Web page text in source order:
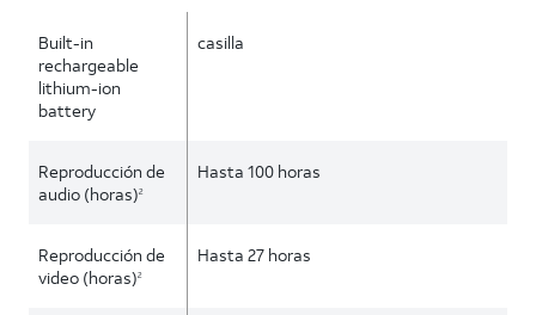
Built-in
rechargeable
lithium-ion
battery
casilla
Reproducción de
audio (horas)2
Hasta 100 horas
Reproducción de
video (horas)2
Hasta 27 horas